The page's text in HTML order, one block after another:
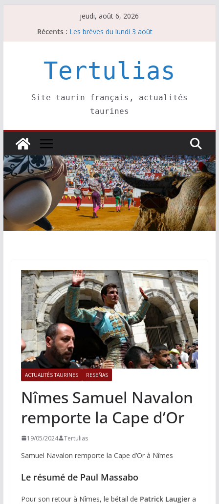
jeudi, août 6, 2026
Récents : Les brèves du lundi 3 août
Les brèves du mardi 4 août
La Sokamuturra de Pasai Donibane
Tertulias
Site taurin français, actualités
taurines
ACTUALITÉS TAURINES RESEÑAS
Nîmes Samuel Navalon
remporte la Cape d’Or
19/05/2024 Tertulias
Samuel Navalon remporte la Cape d’Or à Nîmes
Le résumé de Paul Massabo
Pour son retour à Nîmes, le bétail de Patrick Laugiera